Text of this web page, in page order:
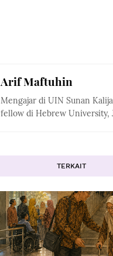
Arif Maftuhin
Mengajar di UIN Sunan
fellow di Hebrew University,
TERKAIT